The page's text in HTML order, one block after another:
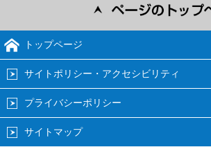
トップページ
サイトポリシー・アクセシビリティ
プライバシーポリシー
サイトマップ